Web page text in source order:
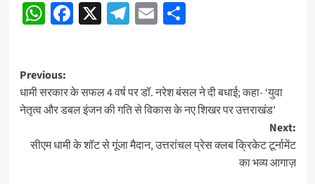
navigation
WhatsApp
Facebook
X Telegram
EmailShare
Post
navigation
Previous:
धामी सरकार के सफल 4 वर्ष पर डॉ. नरेश बंसल ने दी बधाई; कहा- ‘युवा
नेतृत्व और डबल इंजन की गति से विकास के नए शिखर पर उत्तराखंड’
Next:
सीएम धामी के शॉट से गूंजा मैदान, उत्तरांचल प्रेस क्लब क्रिकेट टूर्नामेंट
का भव्य आगाज़